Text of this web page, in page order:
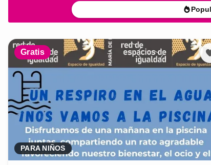
Gratis
PARA NIÑOS